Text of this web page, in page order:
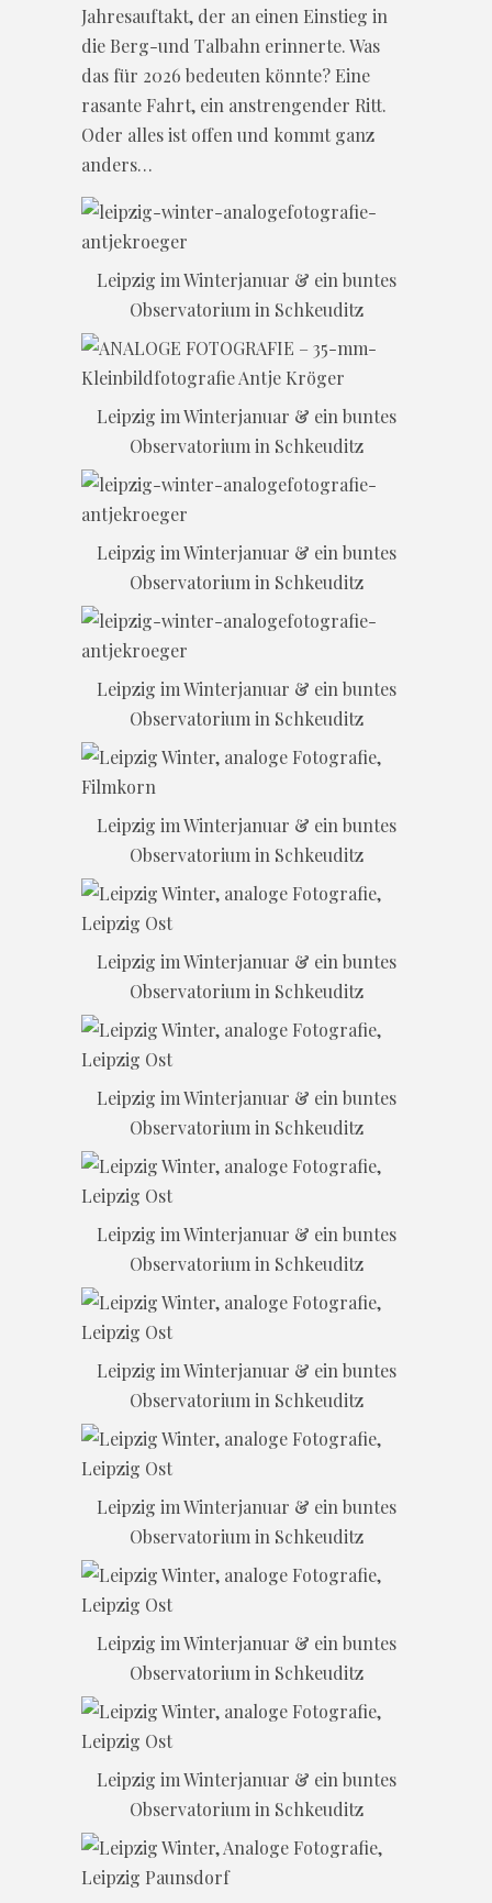
Jahresauftakt, der an einen Einstieg in
die Berg-und Talbahn erinnerte. Was
das für 2026 bedeuten könnte? Eine
rasante Fahrt, ein anstrengender Ritt.
Oder alles ist offen und kommt ganz
anders…
Leipzig im Winterjanuar & ein buntes
Observatorium in Schkeuditz
Leipzig im Winterjanuar & ein buntes
Observatorium in Schkeuditz
Leipzig im Winterjanuar & ein buntes
Observatorium in Schkeuditz
Leipzig im Winterjanuar & ein buntes
Observatorium in Schkeuditz
Leipzig im Winterjanuar & ein buntes
Observatorium in Schkeuditz
Leipzig im Winterjanuar & ein buntes
Observatorium in Schkeuditz
Leipzig im Winterjanuar & ein buntes
Observatorium in Schkeuditz
Leipzig im Winterjanuar & ein buntes
Observatorium in Schkeuditz
Leipzig im Winterjanuar & ein buntes
Observatorium in Schkeuditz
Leipzig im Winterjanuar & ein buntes
Observatorium in Schkeuditz
Leipzig im Winterjanuar & ein buntes
Observatorium in Schkeuditz
Leipzig im Winterjanuar & ein buntes
Observatorium in Schkeuditz